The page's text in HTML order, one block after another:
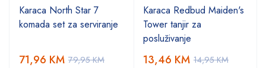
Karaca North Star 7
komada set za serviranje
79,95KM
71,96 KM
Karaca Redbud Maiden's
Tower tanjir za
posluživanje
14,95KM
13,46 KM